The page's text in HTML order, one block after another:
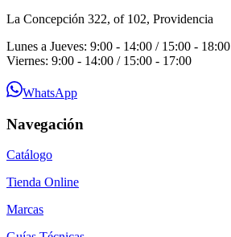
La Concepción 322, of 102, Providencia
Lunes a Jueves: 9:00 - 14:00 / 15:00 - 18:00
Viernes: 9:00 - 14:00 / 15:00 - 17:00
WhatsApp
Navegación
Catálogo
Tienda Online
Marcas